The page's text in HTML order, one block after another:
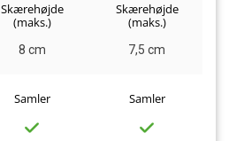
Skærehøjde
(maks.)
8 cm
Skærehøjde
(maks.)
7,5 cm
Samler Samler